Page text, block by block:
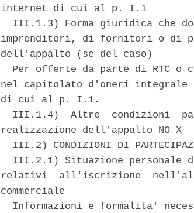
internet di cui al p. I.1
III.1.3) Forma giuridica che
imprenditori, di fornitori o di
dell'appalto (se del caso)
Per offerte da parte di RTC o
nel capitolato d'oneri
di cui al p. I.1.
III.1.4)  Altre  condizioni
realizzazione dell'appalto NO X
III.2) CONDIZIONI DI
III.2.1) Situazione personale
relativi  all'iscrizione
commerciale
Informazioni e formalita'